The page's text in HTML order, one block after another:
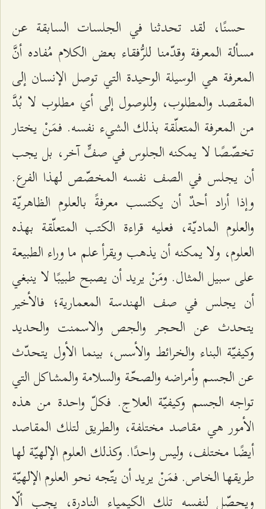
حسنًا، لقد تحدثنا في الجلسات السابقة عن
مسألة المعرفة وقدّمنا للرُّفقاء بعض الكلام مُفاده أنَّ
المعرفة هي الوسيلة الوحيدة التي توصل الإنسان إلى
المقصد والمطلوب، وللوصول إلى أي مطلوب لا بُدَّ
من المعرفة المتعلّقة بذلك الشيء نفسه. فمَنْ يختار
تخصّصًا لا يمكنه الجلوس في صفٍّ آخر، بل يجب
أن يجلس في الصف نفسه المخصّص لهذا الفرع.
وإذا أراد أحدٌ أن يكتسب معرفةً بالعلوم الظاهريّة
والعلوم الماديّة، فعليه قراءة الكتب المتعلّقة بهذه
العلوم، ولا يمكنه أن يذهب ويقرأ علم ما وراء الطبيعة
على سبيل المثال. ومَنْ يريد أن يصبح طبيبًا لا ينبغي
أن يجلس في صف الهندسة المعمارية؛ فالأخير
يتحدث عن الحجر والجص والاسمنت والحديد
وكيفيّة البناء والخرائط والأسس، بينما الأول يتحدّث
عن الجسم وأمراضه والصحّة والسلامة والمشاكل التي
تواجه الجسم وكيفيّة العلاج. فكلّ واحدة من هذه
الأمور هي مقاصد مختلفة، والطريق لتلك المقاصد
أيضًا مختلف، وليس واحدًا. وكذلك العلوم الإلهيّة لها
طريقها الخاص. فمَنْ يريد أن يتّجه نحو العلوم الإلهيّة
ويحصّل لنفسه تلك الكيمياء النادرة، يجب ألّا